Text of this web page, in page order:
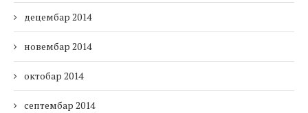
децембар 2014
новембар 2014
октобар 2014
септембар 2014